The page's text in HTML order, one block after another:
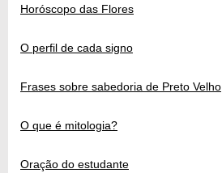
Horóscopo das Flores
O perfil de cada signo
Frases sobre sabedoria de Preto Velho
O que é mitologia?
Oração do estudante